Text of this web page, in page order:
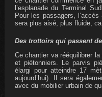
l’esplanade du Terminal
Pour les passagers, l’accès
sera plus aisé, plus fluide,
Des trottoirs qui passent
Ce chantier va rééquilibrer
et piétonniers. Le parvis
élargi pour atteindre 17
aujourd’hui).
sera
avec du mobilier urbain de